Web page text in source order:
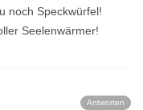
noch Speckwürfel!
Seelenwärmer!
Antworten